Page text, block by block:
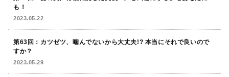
も！
2023.05.22
第63回：カツゼツ、噛んでないから大丈夫!? 本当にそれで良いので
すか？
2023.05.29